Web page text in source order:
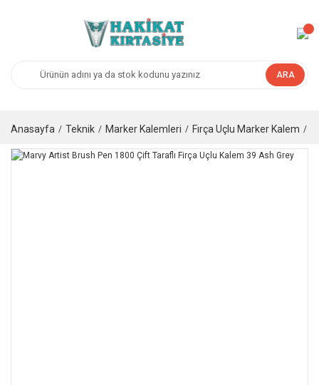
ARA
Anasayfa Teknik Marker Kalemleri Fırça Uçlu Marker Kalem